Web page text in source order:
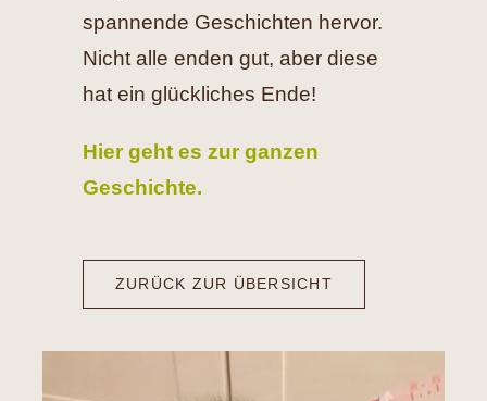
spannende Geschichten hervor.
Nicht alle enden gut, aber diese
hat ein glückliches Ende!
Hier geht es zur ganzen
Geschichte.
ZURÜCK ZUR ÜBERSICHT